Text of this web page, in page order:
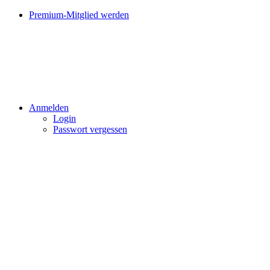
Premium-Mitglied werden
Anmelden
Login
Passwort vergessen